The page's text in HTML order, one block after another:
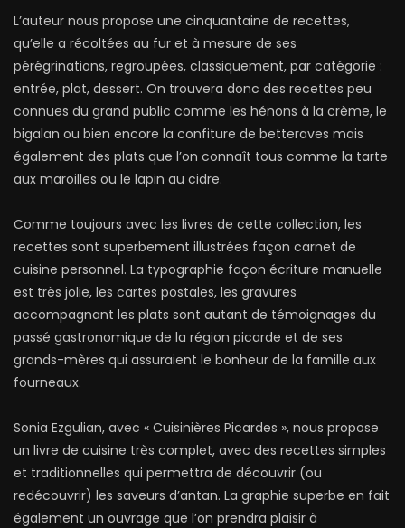
L’auteur nous propose une cinquantaine de recettes,
qu’elle a récoltées au fur et à mesure de ses
pérégrinations, regroupées, classiquement, par catégorie :
entrée, plat, dessert. On trouvera donc des recettes peu
connues du grand public comme les hénons à la crème, le
bigalan ou bien encore la confiture de betteraves mais
également des plats que l’on connaît tous comme la tarte
aux maroilles ou le lapin au cidre.
Comme toujours avec les livres de cette collection, les
recettes sont superbement illustrées façon carnet de
cuisine personnel. La typographie façon écriture manuelle
est très jolie, les cartes postales, les gravures
accompagnant les plats sont autant de témoignages du
passé gastronomique de la région picarde et de ses
grands-mères qui assuraient le bonheur de la famille aux
fourneaux.
Sonia Ezgulian, avec « Cuisinières Picardes », nous propose
un livre de cuisine très complet, avec des recettes simples
et traditionnelles qui permettra de découvrir (ou
redécouvrir) les saveurs d’antan. La graphie superbe en fait
également un ouvrage que l’on prendra plaisir à